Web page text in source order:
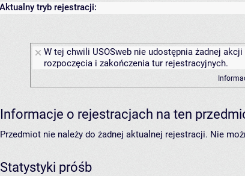
Aktualny tryb rejestracji:
W tej chwili USOSweb nie udostępnia żadnej
rozpoczęcia i zakończenia tur rejestracyjnych.
Informacje o rejestracjach na ten
Przedmiot nie należy do żadnej aktualnej rejestracji. Nie
Statystyki próśb